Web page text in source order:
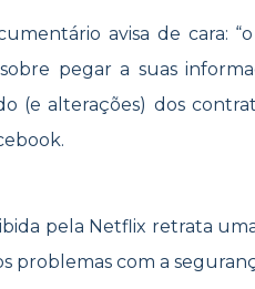
avisa de cara:
pegar a suas
(e alterações) dos
pela Netflix retrata
problemas com a